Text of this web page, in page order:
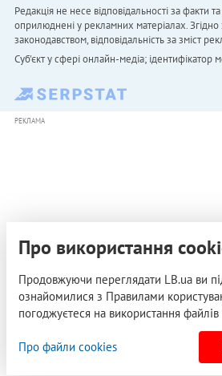
Редакція не несе відповідальності за факти
оприлюднені у рекламних матеріалах. Згідно
законодавством, відповідальність за зміст
Cуб'єкт у сфері онлайн-медіа; ідентифікатор
РЕКЛАМА
Про використання
Продовжуючи переглядати LB.ua ви
ознайомилися з Правилами
погоджуєтеся на використання
Про файли cookies